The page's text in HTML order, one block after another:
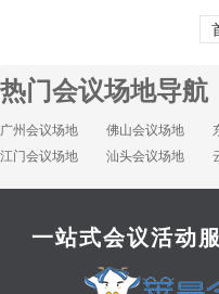
热门会议场地导航
广州会议场地 佛山会议场地
江门会议场地
汕头会议场地
一站式会议活动